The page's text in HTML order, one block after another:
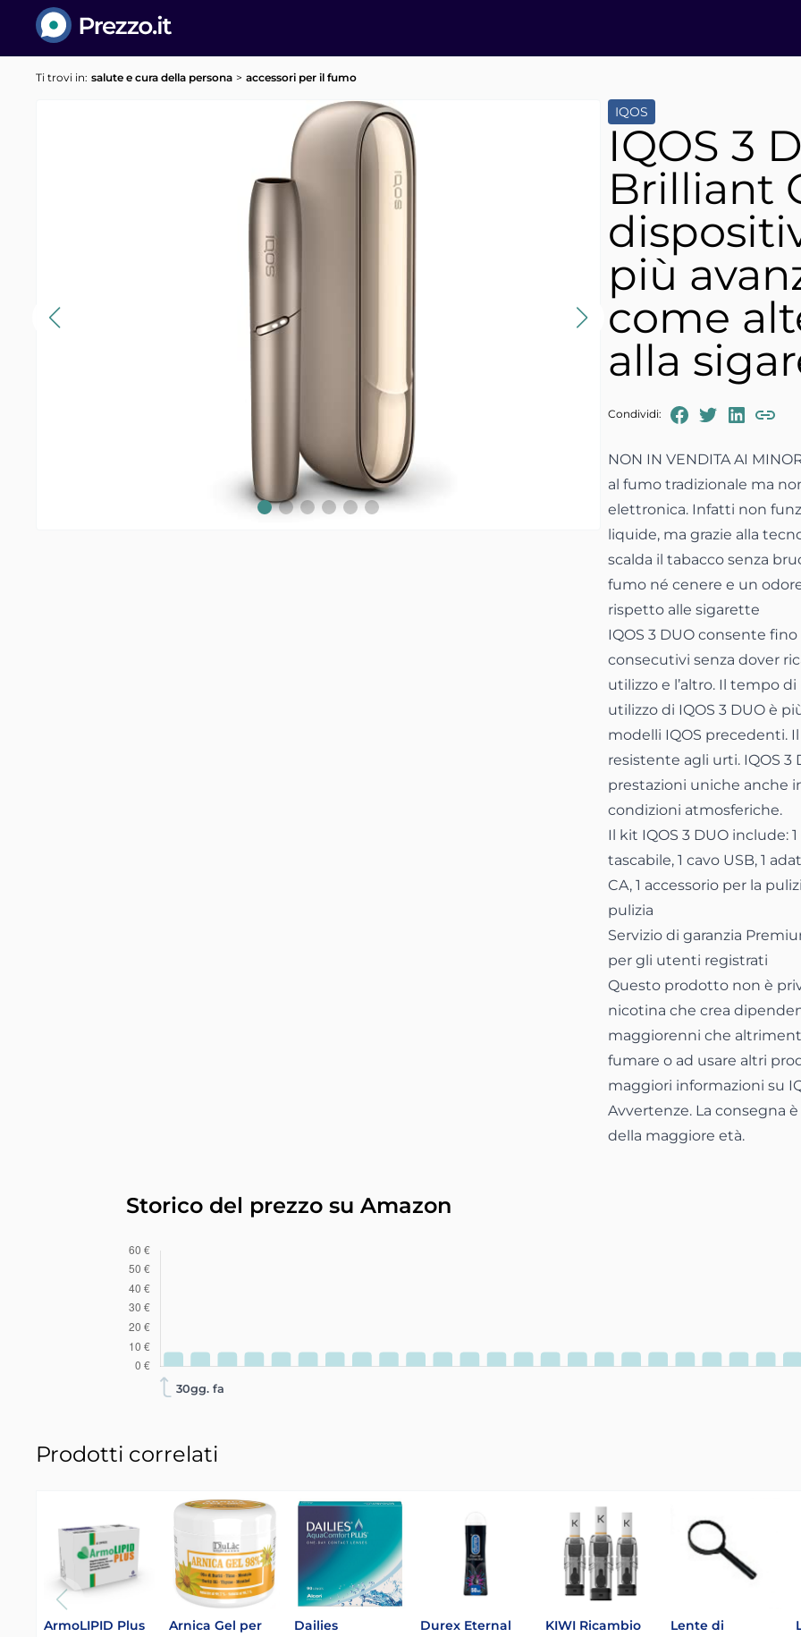
Prezzo.it
Ti trovi in: salute e cura della persona accessori per il fumo
Slide 1Slide 2Slide 3Slide 4
Slide 5Slide 6
IQOS
IQOS 3
Brilliant
più
come
alla
Condividi: FaceBook
Twitter
NON IN VENDITA AI
al fumo tradizionale ma
elettronica. Infatti non
liquide, ma grazie alla
scalda il tabacco senza
fumo né cenere e un
rispetto alle sigarette
IQOS 3 DUO consente
consecutivi senza dover
utilizzo e l’altro. Il tempo
utilizzo di IQOS 3 DUO è
modelli IQOS precedenti.
resistente agli urti. IQOS 3
prestazioni uniche anche
condizioni atmosferiche.
Il kit IQOS 3 DUO include:
tascabile, 1 cavo USB, 1
CA, 1 accessorio per la
pulizia
Servizio di garanzia
per gli utenti registrati
Questo prodotto non è
nicotina che crea
maggiorenni che
fumare o ad usare altri
maggiori informazioni su
Avvertenze. La consegna
della maggiore età.
Storico del prezzo su Amazon
30gg. fa
Prodotti correlati
ArmoLIPID Plus
Arnica Gel per
Dailies
Durex Eternal
KIWI Ricambio
Lente di